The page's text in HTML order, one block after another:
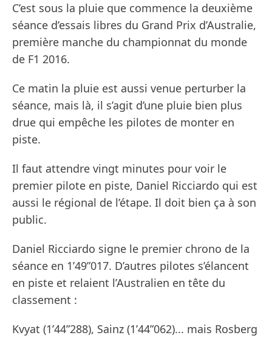
C’est sous la pluie que commence la deuxième
séance d’essais libres du Grand Prix d’Australie,
première manche du championnat du monde
de F1 2016.
Ce matin la pluie est aussi venue perturber la
séance, mais là, il s’agit d’une pluie bien plus
drue qui empêche les pilotes de monter en
piste.
Il faut attendre vingt minutes pour voir le
premier pilote en piste, Daniel Ricciardo qui est
aussi le régional de l’étape. Il doit bien ça à son
public.
Daniel Ricciardo signe le premier chrono de la
séance en 1’49”017. D’autres pilotes s’élancent
en piste et relaient l’Australien en tête du
classement :
Kvyat (1’44”288), Sainz (1’44”062)... mais Rosberg